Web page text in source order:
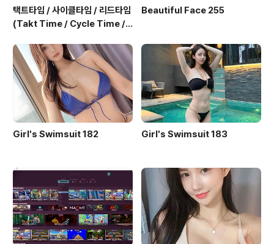
택트타임 / 사이클타임 / 리드타임
(Takt Time / Cycle Time / L
Beautiful Face 255
Girl's Swimsuit 182 Girl's Swimsuit 183